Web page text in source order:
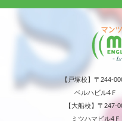
【戸塚校】〒244-
ベルハビル4Ｆ
【大船校】〒247-
ミツハマビル4